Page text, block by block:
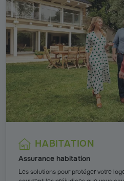
HABITATION
Assurance habitation
Les solutions pour protéger votre